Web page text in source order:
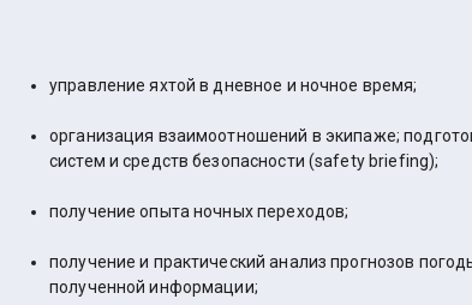
управление яхтой в дневное и ночное время;
организация взаимоотношений в экипаже;
систем и средств безопасности (safety briefing);
получение опыта ночных переходов;
получение и практический анализ прогнозов
полученной информации;